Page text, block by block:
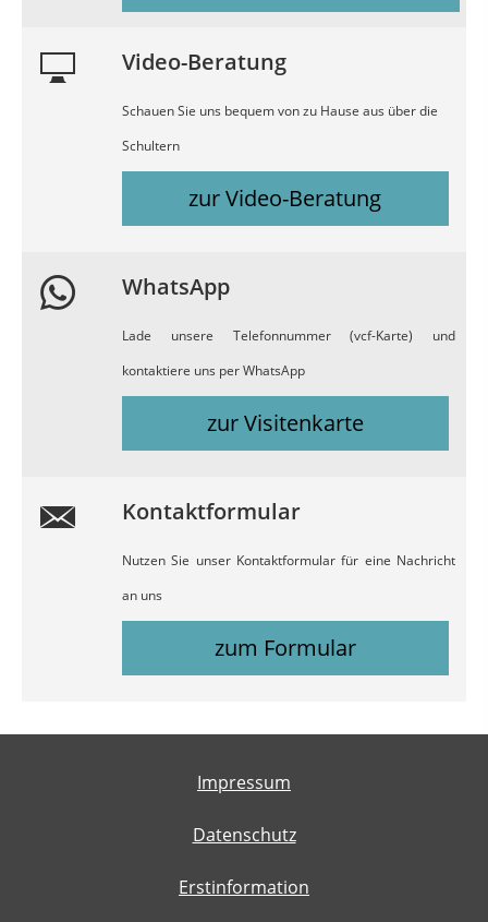
Video-Beratung
Schauen Sie uns bequem von zu Hause aus über die
Schultern
zur Video-Beratung
WhatsApp
Lade unsere Telefonnummer (vcf-Karte) und
kontaktiere uns per WhatsApp
zur Visitenkarte
Kontaktformular
Nutzen Sie unser Kontaktformular für eine Nachricht
an uns
zum Formular
Impressum
Datenschutz
Erstinformation